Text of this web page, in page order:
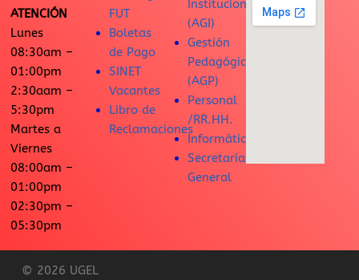
ATENCIÓN
Lunes
08:30am –
01:00pm
2:30aam –
5:30pm
Martes a
Viernes
08:00am –
01:00pm
02:30pm –
05:30pm
FUT
Boletas
de Pago
SINET
Vacantes
Libro de
Reclamaciones
Institucional
(AGI)
Gestión
Pedagógica
(AGP)
Personal
/RR.HH.
Informática
Secretaría
General
© 2026 UGEL